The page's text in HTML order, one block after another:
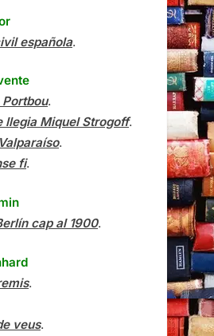
española.
.
llegia Miquel Strogoff.
.
fi.
cap al 1900.
.
veus.